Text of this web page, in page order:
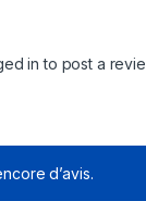
in to post a
d’avis.